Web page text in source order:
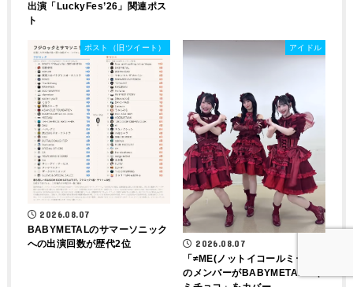
出演「LuckyFes’26」関連ポス
ト
ポスト（旧ツイート）
2026.08.07
BABYMETALのサマーソニック
への出演回数が歴代2位
アイドル
2026.08.07
「≠ME(ノットイコールミー)」
のメンバーがBABYMETAL「ギ